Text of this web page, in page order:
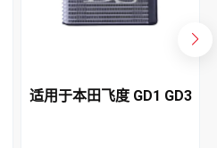
适用于本田飞度 GD1 GD3